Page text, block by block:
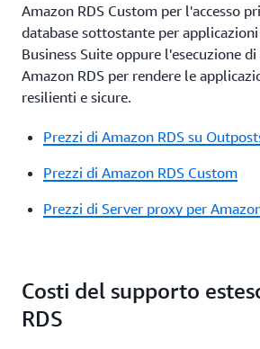
Amazon RDS Custom per l'accesso
database sottostante per
Business Suite oppure l'esecuzione
Amazon RDS per rendere le
resilienti e sicure.
Prezzi di Amazon RDS su
Prezzi di Amazon RDS Custom
Prezzi di Server proxy per
Costi del supporto
RDS